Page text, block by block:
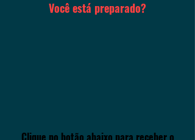
Você está preparado?
Clique no botão abaixo para receber o